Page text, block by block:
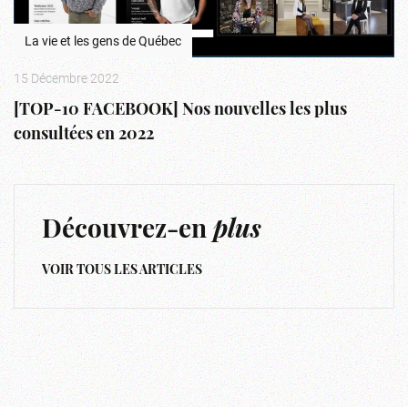
La vie et les gens de Québec
15 Décembre 2022
[TOP-10 FACEBOOK] Nos nouvelles les plus
consultées en 2022
Découvrez-enplus
VOIR TOUS LES ARTICLES